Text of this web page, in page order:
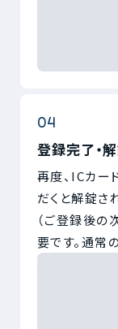
登録完了・
再度、ICカー
だくと解錠さ
（ご登録後
要です。通常